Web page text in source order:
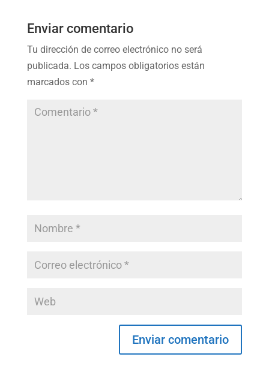
Enviar comentario
Tu dirección de correo electrónico no será
publicada. Los campos obligatorios están
marcados con *